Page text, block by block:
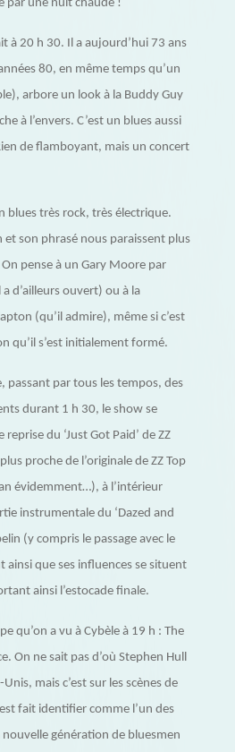
par une nuit chaude !
à 20 h 30. Il a aujourd’hui 73 ans
80, en même temps qu’un
arbore un look à la Buddy Guy
à l’envers. C’est un blues aussi
de flamboyant, mais un concert
blues très rock, très électrique.
et son phrasé nous paraissent plus
On pense à un Gary Moore par
d’ailleurs ouvert) ou à la
(qu’il admire), même si c’est
qu’il s’est initialement formé.
passant par tous les tempos, des
durant 1 h 30, le show se
du ‘Just Got Paid’ de ZZ
proche de l’originale de ZZ Top
évidemment…), à l’intérieur
instrumentale du ‘Dazed and
(y compris le passage avec le
que ses influences se situent
ainsi l’estocade finale.
qu’on a vu à Cybèle à 19 h : The
On ne sait pas d’où Stephen Hull
mais c’est sur les scènes de
fait identifier comme l’un des
génération de bluesmen